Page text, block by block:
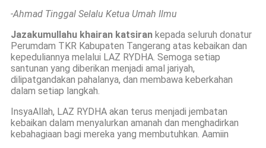
-Ahmad Tinggal Selalu Ketua Umah Ilmu
Jazakumullahu khairan katsiran kepada seluruh donatur
Perumdam TKR Kabupaten Tangerang atas kebaikan dan
kepeduliannya melalui LAZ RYDHA. Semoga setiap
santunan yang diberikan menjadi amal jariyah,
dilipatgandakan pahalanya, dan membawa keberkahan
dalam setiap langkah.
InsyaAllah, LAZ RYDHA akan terus menjadi jembatan
kebaikan dalam menyalurkan amanah dan menghadirkan
kebahagiaan bagi mereka yang membutuhkan. Aamiin